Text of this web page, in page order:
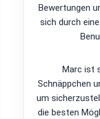
Bewertungen
sich durch
Marc ist
Schnäppchen
um
die besten